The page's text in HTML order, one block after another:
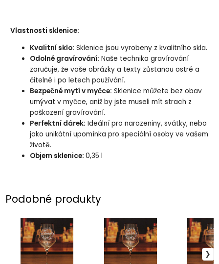
Vlastnosti sklenice:
Kvalitní sklo: Sklenice jsou vyrobeny z kvalitního skla.
Odolné gravírování: Naše technika gravírování
zaručuje, že vaše obrázky a texty zůstanou ostré a
čitelné i po letech používání.
Bezpečné mytí v myčce: Sklenice můžete bez obav
umývat v myčce, aniž by jste museli mít strach z
poškození gravírování.
Perfektní dárek: Ideální pro narozeniny, svátky, nebo
jako unikátní upomínka pro speciální osoby ve vašem
životě.
Objem sklenice:0,35 l
Podobné produkty